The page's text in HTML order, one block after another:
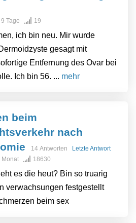
9 Tage 19
ich bin neu. Mir wurde
gesagt mit
Entfernung des Ovar bei
Ich bin 56. ... mehr
beim
nach
14 Antworten
Letzte Antwort
Monat 18630
es die heut? Bin so truarig
verwachsungen festgestellt
beim sex